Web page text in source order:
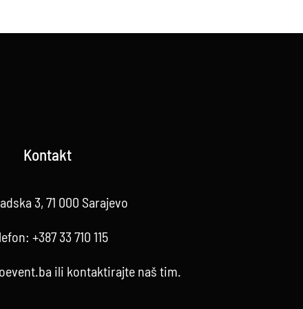
Kontakt
3, 71 000 Sarajevo
+387 33 710 115
ili kontaktirajte naš tim.